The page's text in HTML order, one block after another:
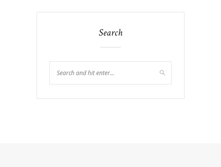
Search